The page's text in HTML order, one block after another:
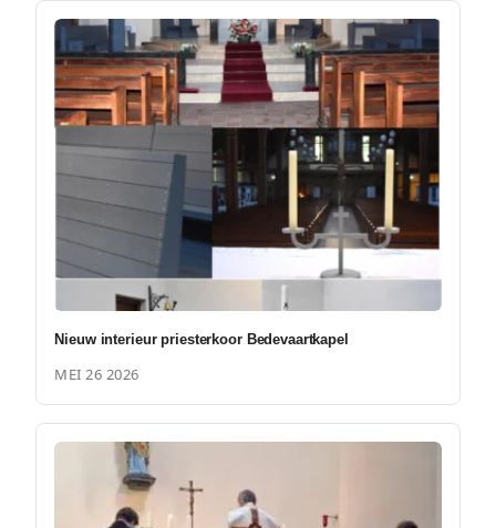
Nieuw interieur priesterkoor Bedevaartkapel
MEI 26 2026